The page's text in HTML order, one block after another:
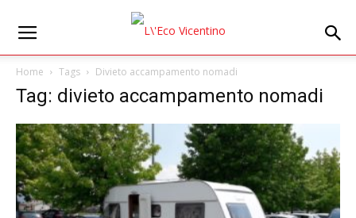
Home Tags Divieto accampamento nomadi
Tag: divieto accampamento nomadi